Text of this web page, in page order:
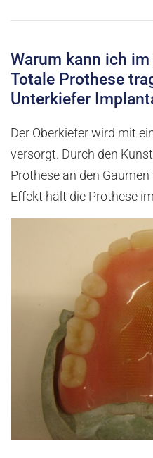
Warum kann ich
Totale Prothese
Unterkiefer
Der Oberkiefer wird mit
versorgt. Durch den
Prothese an den
Effekt hält die Prothese